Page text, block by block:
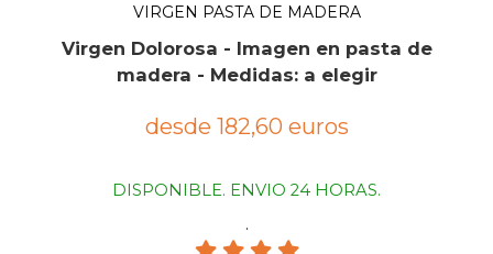
VIRGEN PASTA DE MADERA
Virgen Dolorosa - Imagen en pasta de
madera - Medidas: a elegir
desde 182,60 euros
DISPONIBLE. ENVIO 24 HORAS.
.